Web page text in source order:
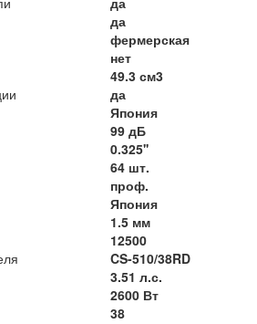
да
фермерская
нет
49.3 см3
да
Япония
99 дБ
0.325''
64 шт.
проф.
Япония
1.5 мм
12500
CS-510/38RD
3.51 л.с.
2600 Вт
38